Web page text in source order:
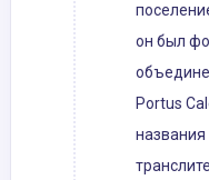
он был
Portus
названия